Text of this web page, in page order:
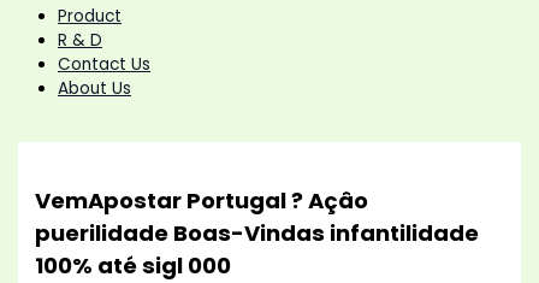
Product
R & D
Contact Us
About Us
VemApostar Portugal ? Açâo
puerilidade Boas-Vindas infantilidade
100% até sigl 000